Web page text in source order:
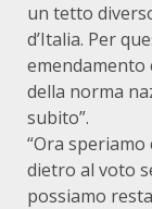
un tetto
d’Italia. Per
emendamento
della norma
subito”.
“Ora
dietro al voto
possiamo